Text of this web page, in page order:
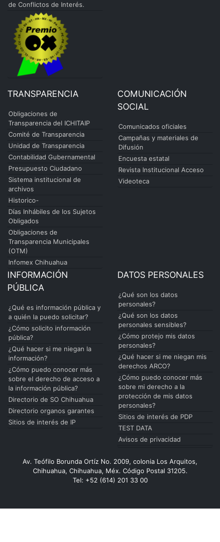
de Conflictos de Interés.
TRANSPARENCIA
Obligaciones de
Transparencia del ICHITAIP
Comité de Transparencia
Unidad de Transparencia
Contabilidad Gubernamental
Presupuesto Ciudadano
Sistema institucional de
archivos
Historico-
Días Inhábiles de los Sujetos
Obligados
Obligaciones de
Transparencia Municipales
(OTM)
Infomex Chihuahua
COMUNICACIÓN
SOCIAL
Comunicados oficiales
Campañas y materiales de
Difusión
Encuesta estatal
Revista Institucional Acceso
Videoteca
INFORMACIÓN
PÚBLICA
¿Qué es información pública y
a quién la puedo solicitar?
¿Cómo solicito información
pública?
¿Qué hacer si me niegan la
información?
¿Cómo puedo conocer más
sobre el derecho de acceso a
la información pública?
Directorio de SO Chihuahua
Directorio organos garantes
Sitios de interés de IP
DATOS PERSONALES
¿Qué son los datos
personales?
¿Qué son los datos
personales sensibles?
¿Cómo protejo mis datos
personales?
¿Qué hacer si me niegan mis
derechos ARCO?
¿Cómo puedo conocer más
sobre mi derecho a la
protección de mis datos
personales?
Sitios de interés de PDP
TEST DATA
Avisos de privacidad
Av. Teófilo Borunda Ortíz No. 2009, colonia Los Arquitos,
Chihuahua, Chihuahua, Méx. Código Postal 31205.
Tel: +52 (614) 201 33 00